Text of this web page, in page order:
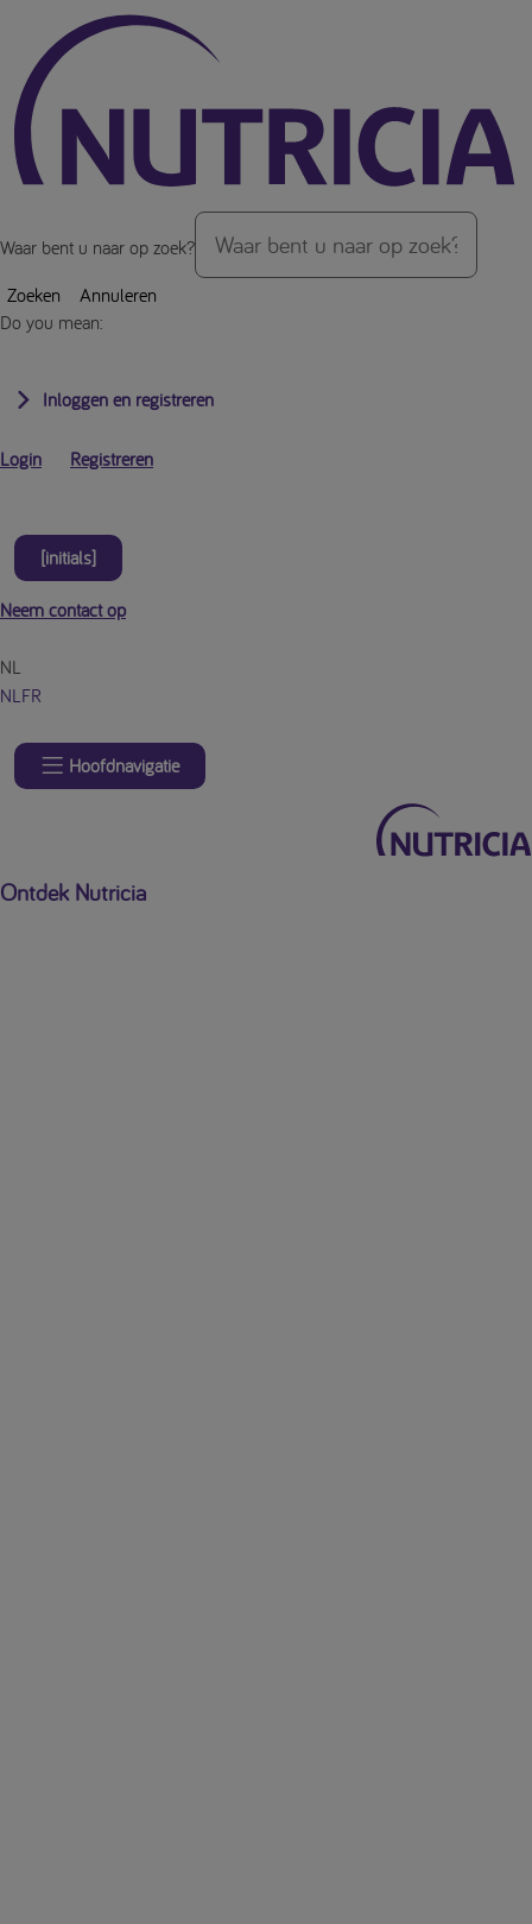
Over de inhoud van de pagina
Waar bent u naar op zoek?
Zoeken
Annuleren
Do you mean:
Inloggen en registreren
Login Registreren
[initials]
Neem contact op
NL
NLFR
Hoofdnavigatie
Ontdek Nutricia